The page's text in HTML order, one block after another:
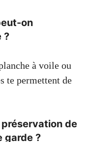
on
?
à voile ou
te permettent de
de
garde ?